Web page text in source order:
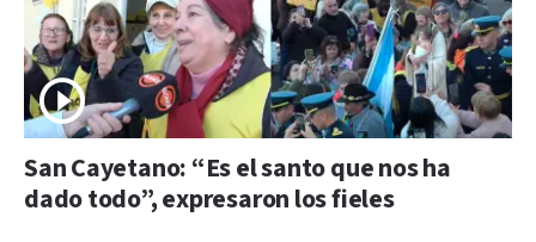
San Cayetano: “Es el santo que nos ha
dado todo”, expresaron los fieles